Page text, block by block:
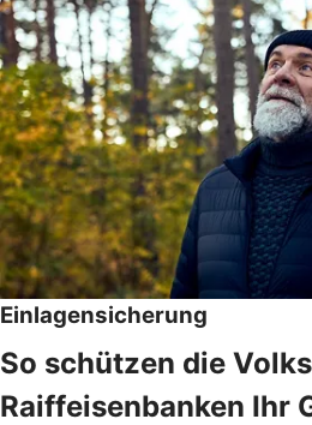
Einlagensicherung
So schützen die
Raiffeisenbanken Ihr